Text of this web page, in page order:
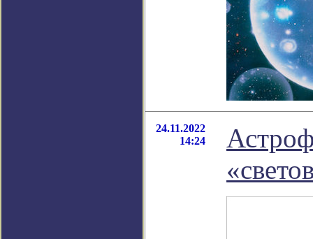
24.11.2022
14:24